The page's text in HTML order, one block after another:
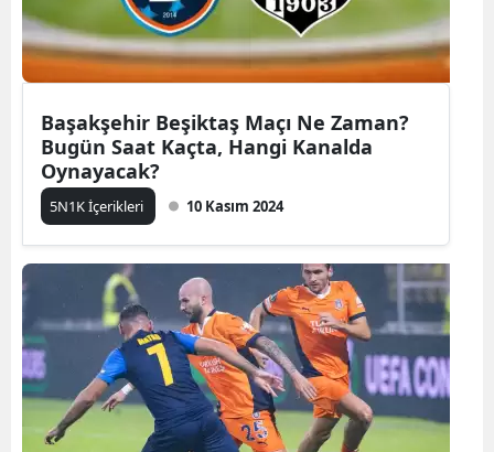
Başakşehir Beşiktaş Maçı Ne Zaman?
Bugün Saat Kaçta, Hangi Kanalda
Oynayacak?
5N1K İçerikleri 10 Kasım 2024